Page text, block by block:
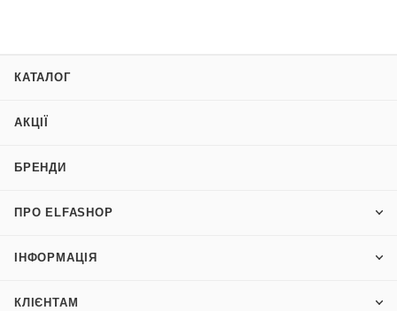
КАТАЛОГ
АКЦІЇ
БРЕНДИ
ПРО ELFASHOP
ІНФОРМАЦІЯ
КЛІЄНТАМ